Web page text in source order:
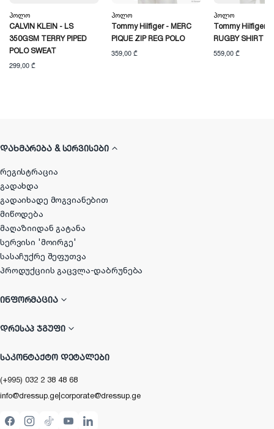
Პოლო
CALVIN KLEIN - LS
350GSM TERRY PIPED
POLO SWEAT
299,00 ₾
Პოლო
Tommy Hilfiger - MERC
PIQUE ZIP REG POLO
359,00 ₾
Პოლო
Tommy Hilfiger -
RUGBY SHIRT
559,00 ₾
ᲓᲐᲮᲛᲐᲠᲔᲑᲐ & ᲡᲔᲠᲕᲘᲡᲔᲑᲘ
რეგისტრაცია
გადახდა
გადაიხადე მოგვიანებით
მიწოდება
მაღაზიიდან გატანა
სერვისი 'მოირგე'
სასაჩუქრე შეფუთვა
პროდუქციის გაცვლა-დაბრუნება
ᲘᲜᲤᲝᲠᲛᲐᲪᲘᲐ
ᲓᲠᲔᲡᲐᲞ ᲯᲒᲣᲤᲘ
ᲡᲐᲙᲝᲜᲢᲐᲥᲢᲝ ᲓᲔᲢᲐᲚᲔᲑᲘ
(+995) 032 2 38 48 68
info@dressup.ge|corporate@dressup.ge